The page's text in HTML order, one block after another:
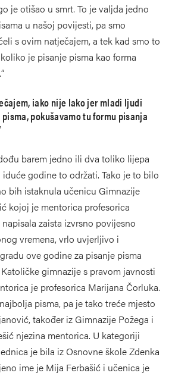
je otišao u smrt. To je valjda jedno
u našoj povijesti, pa smo
s ovim natječajem, a tek kad smo to
je pisanje pisma kao forma
iako nije lako jer mladi ljudi
pokušavamo tu formu pisanja
barem jedno ili dva toliko lijepa
godine to održati. Tako je to bilo
bih istaknula učenicu Gimnazije
kojoj je mentorica profesorica
zaista izvrsno povijesno
vremena, vrlo uvjerljivo i
ove godine za pisanje pisma
gimnazije s pravom javnosti
je profesorica Marijana Čorluka.
pisma, pa je tako treće mjesto
također iz Gimnazije Požega i
njezina mentorica. U kategoriji
je bila iz Osnovne škole Zdenka
ime je Mija Ferbašić i učenica je